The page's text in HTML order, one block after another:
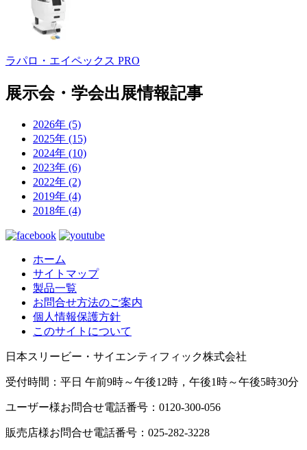
ラパロ・エイペックス PRO
展示会・学会出展情報記事
2026年 (5)
2025年 (15)
2024年 (10)
2023年 (6)
2022年 (2)
2019年 (4)
2018年 (4)
ホーム
サイトマップ
製品一覧
お問合せ方法のご案内
個人情報保護方針
このサイトについて
日本スリービー・サイエンティフィック株式会社
受付時間：平日 午前9時～午後12時，午後1時～午後5時30分
ユーザー様お問合せ電話番号：0120-300-056
販売店様お問合せ電話番号：025-282-3228